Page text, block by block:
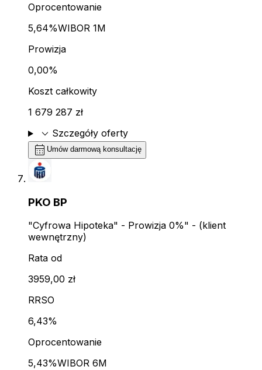
Oprocentowanie
5,64%WIBOR 1M
Prowizja
0,00%
Koszt całkowity
1 679 287 zł
expand_more Szczegóły oferty
calendar_month Umów darmową konsultację
PKO BP
"Cyfrowa Hipoteka" - Prowizja 0%" - (klient
wewnętrzny)
Rata od
3959,00 zł
RRSO
6,43%
Oprocentowanie
5,43%WIBOR 6M